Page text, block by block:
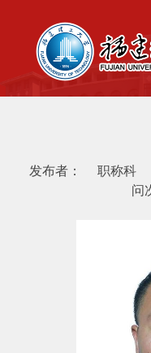
发布者： 职称科
问